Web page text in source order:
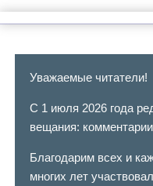
Уважаемые читатели!
С 1 июля 2026 года
вещания:
Благодарим всех и
многих лет